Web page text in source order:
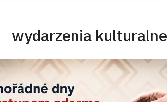
wydarzenia kulturalne